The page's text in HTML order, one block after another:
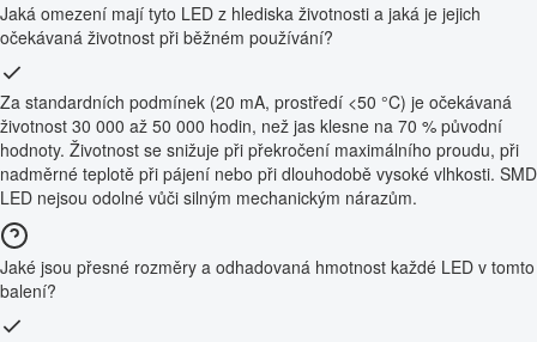
Jaká omezení mají tyto LED z hlediska životnosti a jaká je jejich
očekávaná životnost při běžném používání?
Za standardních podmínek (20 mA, prostředí <50 °C) je očekávaná
životnost 30 000 až 50 000 hodin, než jas klesne na 70 % původní
hodnoty. Životnost se snižuje při překročení maximálního proudu, při
nadměrné teplotě při pájení nebo při dlouhodobě vysoké vlhkosti. SMD
LED nejsou odolné vůči silným mechanickým nárazům.
Jaké jsou přesné rozměry a odhadovaná hmotnost každé LED v tomto
balení?